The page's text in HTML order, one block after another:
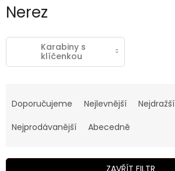
Nerez
Karabiny s
klíčenkou
a
e
í
Doporučujeme Nejlevnější
Nejdražší
Nejprodávanější
Abecedně
ZAVŘÍT FILTR